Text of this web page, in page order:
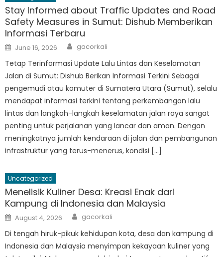
Stay Informed about Traffic Updates and Road
Safety Measures in Sumut: Dishub Memberikan
Informasi Terbaru
Posted
on
June 16, 2026 Author
gacorkali
Tetap Terinformasi Update Lalu Lintas dan Keselamatan
Jalan di Sumut: Dishub Berikan Informasi Terkini Sebagai
pengemudi atau komuter di Sumatera Utara (Sumut), selalu
mendapat informasi terkini tentang perkembangan lalu
lintas dan langkah-langkah keselamatan jalan raya sangat
penting untuk perjalanan yang lancar dan aman. Dengan
meningkatnya jumlah kendaraan di jalan dan pembangunan
infrastruktur yang terus-menerus, kondisi […]
Uncategorized
Menelisik Kuliner Desa: Kreasi Enak dari
Kampung di Indonesia dan Malaysia
Posted
on
August 4, 2026 Author
gacorkali
Di tengah hiruk-pikuk kehidupan kota, desa dan kampung di
Indonesia dan Malaysia menyimpan kekayaan kuliner yang